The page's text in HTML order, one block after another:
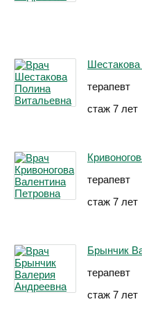
терапевт
стаж 7 лет
терапевт
стаж 7 лет
Брынчик
терапевт
стаж 7 лет